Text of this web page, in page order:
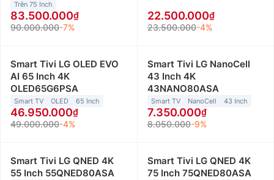
Trên 75 Inch
83.500.000
90.000.000-7%
22.500.000
23.500.000-4%
Smart Tivi LG OLED EVO
AI 65 Inch 4K
OLED65G6PSA
Smart TV OLED 65 Inch
46.950.000
49.000.000-4%
Smart Tivi LG NanoCell
43 Inch 4K
43NANO80ASA
Smart TV NanoCell 43 Inch
7.350.000
8.050.000-9%
Smart Tivi LG QNED 4K
55 Inch 55QNED80ASA
Smart Tivi LG QNED 4K
75 Inch 75QNED80ASA